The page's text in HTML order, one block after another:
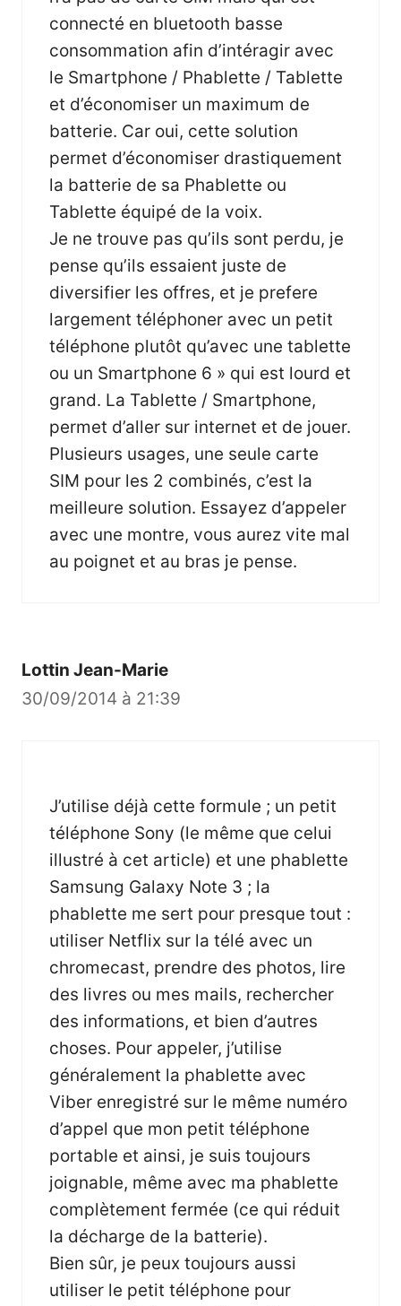
connecté en bluetooth basse
consommation afin d’intéragir avec
le Smartphone / Phablette / Tablette
et d’économiser un maximum de
batterie. Car oui, cette solution
permet d’économiser drastiquement
la batterie de sa Phablette ou
Tablette équipé de la voix.
Je ne trouve pas qu’ils sont perdu, je
pense qu’ils essaient juste de
diversifier les offres, et je prefere
largement téléphoner avec un petit
téléphone plutôt qu’avec une tablette
ou un Smartphone 6 » qui est lourd et
grand. La Tablette / Smartphone,
permet d’aller sur internet et de jouer.
Plusieurs usages, une seule carte
SIM pour les 2 combinés, c’est la
meilleure solution. Essayez d’appeler
avec une montre, vous aurez vite mal
au poignet et au bras je pense.
Lottin Jean-Marie
30/09/2014 à 21:39
J’utilise déjà cette formule ; un petit
téléphone Sony (le même que celui
illustré à cet article) et une phablette
Samsung Galaxy Note 3 ; la
phablette me sert pour presque tout :
utiliser Netflix sur la télé avec un
chromecast, prendre des photos, lire
des livres ou mes mails, rechercher
des informations, et bien d’autres
choses. Pour appeler, j’utilise
généralement la phablette avec
Viber enregistré sur le même numéro
d’appel que mon petit téléphone
portable et ainsi, je suis toujours
joignable, même avec ma phablette
complètement fermée (ce qui réduit
la décharge de la batterie).
Bien sûr, je peux toujours aussi
utiliser le petit téléphone pour